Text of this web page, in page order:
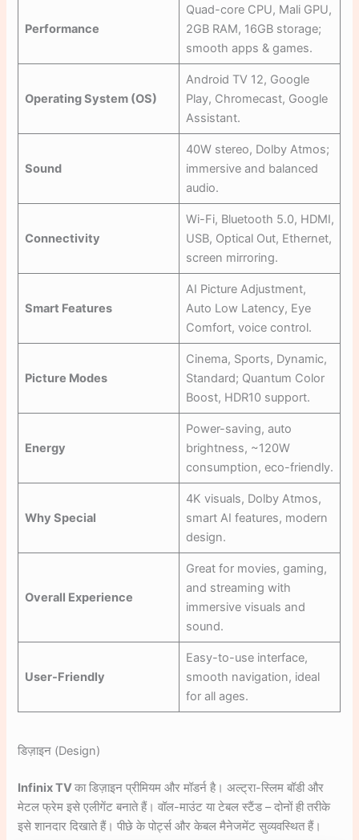
Performance
Quad-core CPU, Mali GPU,
2GB RAM, 16GB storage;
smooth apps & games.
Operating System (OS)
Android TV 12, Google
Play, Chromecast, Google
Assistant.
Sound
40W stereo, Dolby Atmos;
immersive and balanced
audio.
Connectivity
Wi-Fi, Bluetooth 5.0, HDMI,
USB, Optical Out, Ethernet,
screen mirroring.
Smart Features
AI Picture Adjustment,
Auto Low Latency, Eye
Comfort, voice control.
Picture Modes
Cinema, Sports, Dynamic,
Standard; Quantum Color
Boost, HDR10 support.
Energy
Power-saving, auto
brightness, ~120W
consumption, eco-friendly.
Why Special
4K visuals, Dolby Atmos,
smart AI features, modern
design.
Overall Experience
Great for movies, gaming,
and streaming with
immersive visuals and
sound.
User-Friendly
Easy-to-use interface,
smooth navigation, ideal
for all ages.
डिज़ाइन (Design)
Infinix TVका डिज़ाइन प्रीमियम और मॉडर्न है। अल्ट्रा-स्लिम बॉडी और
मेटल फ्रेम इसे एलीगेंट बनाते हैं। वॉल-माउंट या टेबल स्टैंड – दोनों ही तरीके
इसे शानदार दिखाते हैं। पीछे के पोर्ट्स और केबल मैनेजमेंट सुव्यवस्थित हैं।